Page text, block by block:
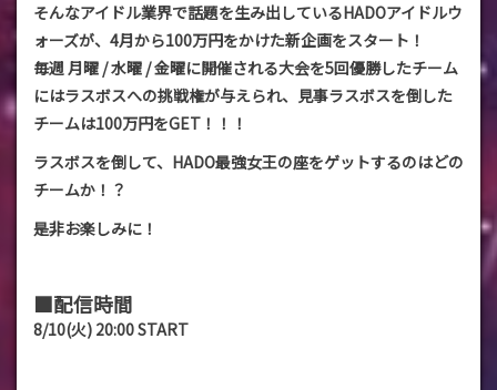
そんなアイドル業界で話題を生み出しているHADOアイドルウ
ォーズが、4月から100万円をかけた新企画をスタート！
毎週 月曜 / 水曜 / 金曜に開催される大会を5回優勝したチーム
にはラスボスへの挑戦権が与えられ、見事ラスボスを倒した
チームは100万円をGET！！！
ラスボスを倒して、HADO最強女王の座をゲットするのはどの
チームか！？
是非お楽しみに！
■配信時間
8/10(火) 20:00 START